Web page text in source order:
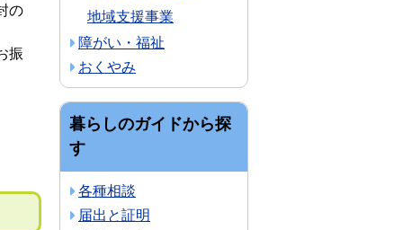
の
振
地域支援事業
障がい・福祉
おくやみ
暮らしのガイドから探
す
各種相談
届出と証明